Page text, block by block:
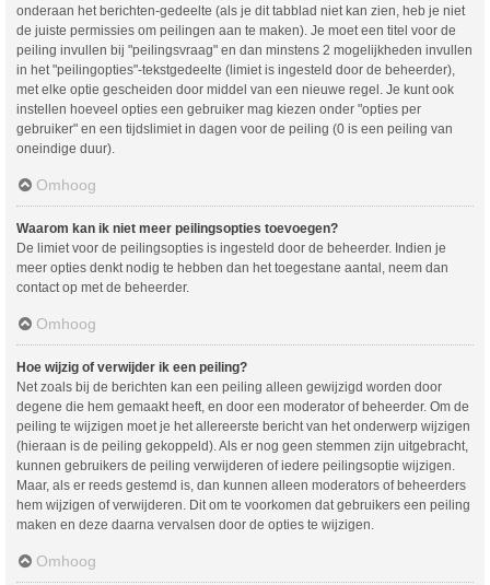
onderaan het berichten-gedeelte (als je dit tabblad niet kan zien, heb je niet
de juiste permissies om peilingen aan te maken). Je moet een titel voor de
peiling invullen bij "peilingsvraag" en dan minstens 2 mogelijkheden invullen
in het "peilingopties"-tekstgedeelte (limiet is ingesteld door de beheerder),
met elke optie gescheiden door middel van een nieuwe regel. Je kunt ook
instellen hoeveel opties een gebruiker mag kiezen onder "opties per
gebruiker" en een tijdslimiet in dagen voor de peiling (0 is een peiling van
oneindige duur).
Omhoog
Waarom kan ik niet meer peilingsopties toevoegen?
De limiet voor de peilingsopties is ingesteld door de beheerder. Indien je
meer opties denkt nodig te hebben dan het toegestane aantal, neem dan
contact op met de beheerder.
Omhoog
Hoe wijzig of verwijder ik een peiling?
Net zoals bij de berichten kan een peiling alleen gewijzigd worden door
degene die hem gemaakt heeft, en door een moderator of beheerder. Om de
peiling te wijzigen moet je het allereerste bericht van het onderwerp wijzigen
(hieraan is de peiling gekoppeld). Als er nog geen stemmen zijn uitgebracht,
kunnen gebruikers de peiling verwijderen of iedere peilingsoptie wijzigen.
Maar, als er reeds gestemd is, dan kunnen alleen moderators of beheerders
hem wijzigen of verwijderen. Dit om te voorkomen dat gebruikers een peiling
maken en deze daarna vervalsen door de opties te wijzigen.
Omhoog